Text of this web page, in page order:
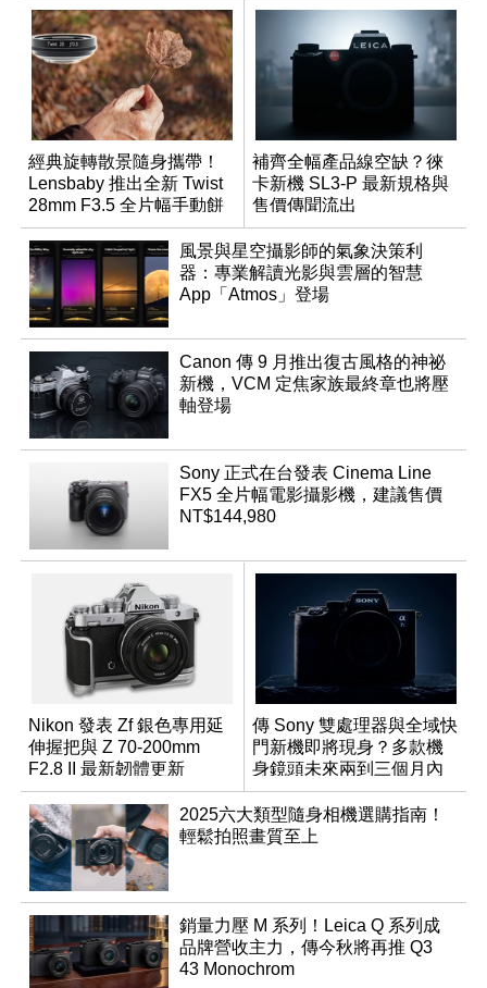
經典旋轉散景隨身攜帶！
Lensbaby 推出全新 Twist
28mm F3.5 全片幅手動餅
乾鏡
補齊全幅產品線空缺？徠
卡新機 SL3-P 最新規格與
售價傳聞流出
風景與星空攝影師的氣象決策利
器：專業解讀光影與雲層的智慧
App「Atmos」登場
Canon 傳 9 月推出復古風格的神祕
新機，VCM 定焦家族最終章也將壓
軸登場
Sony 正式在台發表 Cinema Line
FX5 全片幅電影攝影機，建議售價
NT$144,980
Nikon 發表 Zf 銀色專用延
伸握把與 Z 70-200mm
F2.8 II 最新韌體更新
傳 Sony 雙處理器與全域快
門新機即將現身？多款機
身鏡頭未來兩到三個月內
有望登場
2025六大類型隨身相機選購指南！
輕鬆拍照畫質至上
銷量力壓 M 系列！Leica Q 系列成
品牌營收主力，傳今秋將再推 Q3
43 Monochrom